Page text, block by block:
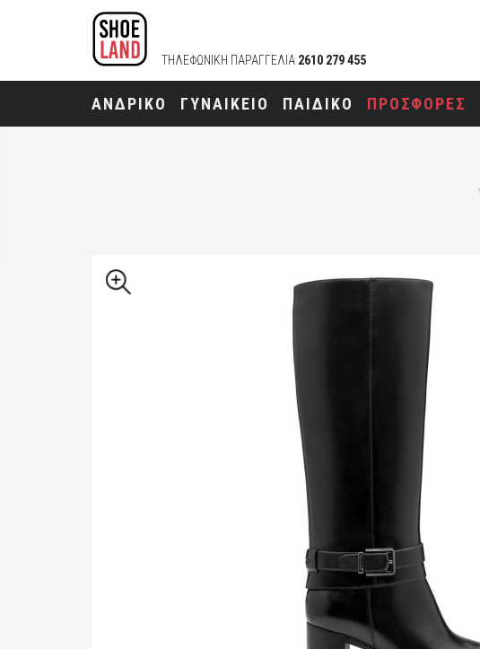
ΤΗΛΕΦΩΝΙΚΗ ΠΑΡΑΓΓΕΛΙΑ 2610 279 455
ΑΝΔΡΙΚΟ ΓΥΝΑΙΚΕΙΟ ΠΑΙΔΙΚΟ ΠΡΟΣΦΟΡΕΣ